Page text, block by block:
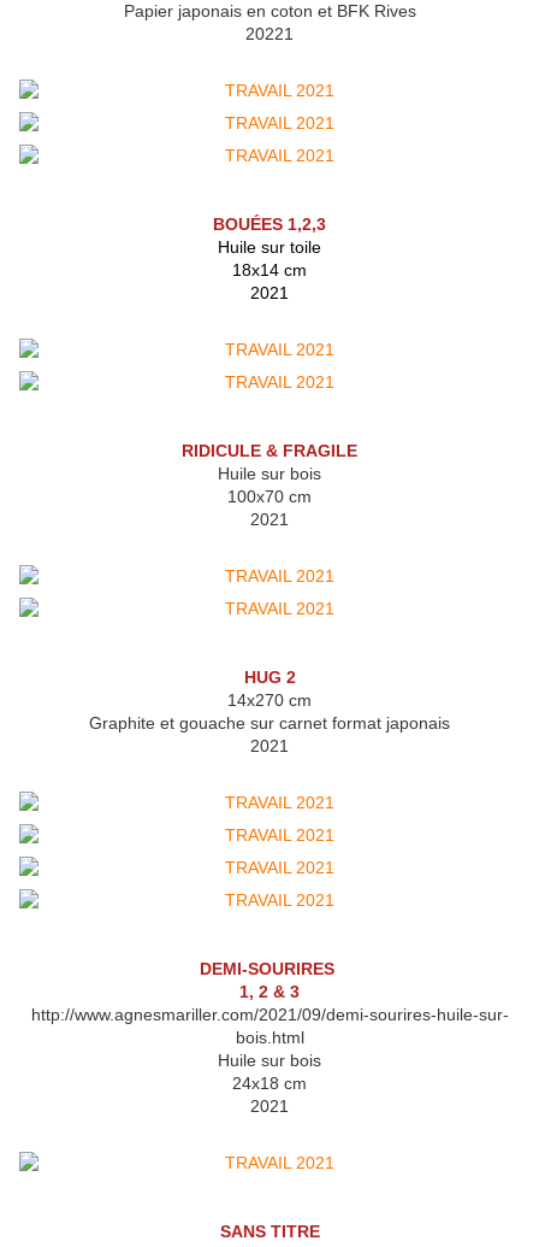
Papier japonais en coton et BFK Rives
20221
BOUÉES 1,2,3
Huile sur toile
18x14 cm
2021
RIDICULE & FRAGILE
Huile sur bois
100x70 cm
2021
HUG 2
14x270 cm
Graphite et gouache sur carnet format japonais
2021
DEMI-SOURIRES
1, 2 & 3
http://www.agnesmariller.com/2021/09/demi-sourires-huile-sur-
bois.html
Huile sur bois
24x18 cm
2021
SANS TITRE